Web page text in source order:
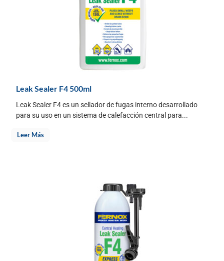
Leak Sealer F4 500ml
Leak Sealer F4 es un sellador de fugas interno desarrollado
para su uso en un sistema de calefacción central para...
Leer Más